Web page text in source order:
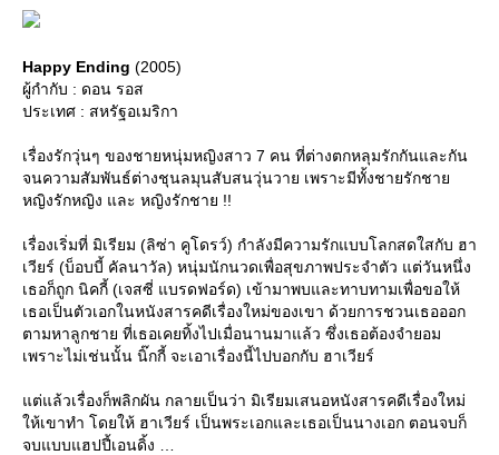
Happy Ending (2005)
ผู้กำกับ : ดอน รอส
ประเทศ : สหรัฐอเมริกา
เรื่องรักวุ่นๆ ของชายหนุ่มหญิงสาว 7 คน ที่ต่างตกหลุมรักกันและกัน
จนความสัมพันธ์ต่างชุนลมุนสับสนวุ่นวาย เพราะมีทั้งชายรักชา
หญิงรักหญิง และ หญิงรักชาย !!
เรื่องเริ่มที่ มิเรียม (ลิซ่า คูโดรว์) กำลังมีความรักแบบโลกสดใสกับ ฮา
เวียร์ (บ็อบบี้ คัลนาวัล) หนุ่มนักนวดเพื่อสุขภาพประจำตัว แต่วันหนึ่ง
เธอก็ถูก นิคกี้ (เจสซี่ แบรดฟอร์ด) เข้ามาพบและทาบทามเพื่อขอให้
เธอเป็นตัวเอกในหนังสารคดีเรื่องใหม่ของเขา ด้วยการชวนเธอออก
ตามหาลูกชาย ที่เธอเคยทิ้งไปเมื่อนานมาแล้ว ซึ่งเธอต้องจำยอม
เพราะไม่เช่นนั้น นิ๊กกี้ จะเอาเรื่องนี้ไปบอกกับ ฮาเวียร์
ต่แล้วเรื่องก็พลิกผัน กลายเป็นว่า มิเรียมเสนอหนังสารคดีเรื่องใหม่
ห้เขาทำ โดยให้ ฮาเวียร์ เป็นพระเอกและเธอเป็นนางเอก ตอนจบก็
จบแบบแฮปปี้เอนดิ้ง